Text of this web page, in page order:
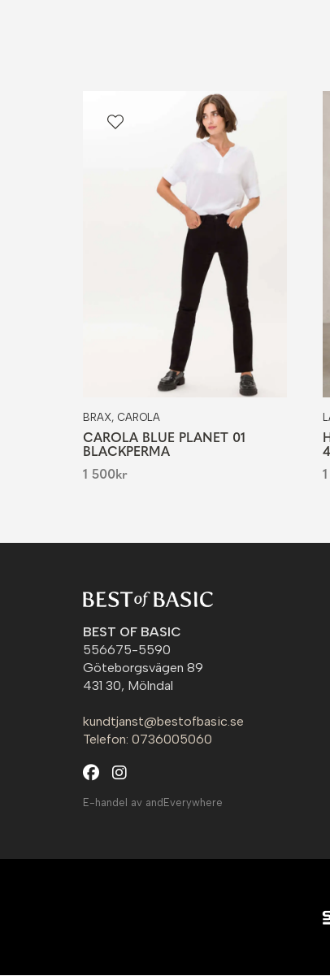
BRAX, CAROLA
CAROLA BLUE PLANET 01
BLACKPERMA
1 500kr
BEST OF BASIC
556675-5590
Göteborgsvägen 89
431 30, Mölndal
kundtjanst@bestofbasic.se
Telefon: 0736005060
E-handel av andEverywhere